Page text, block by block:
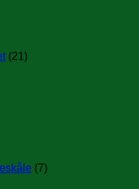
(21)
(7)